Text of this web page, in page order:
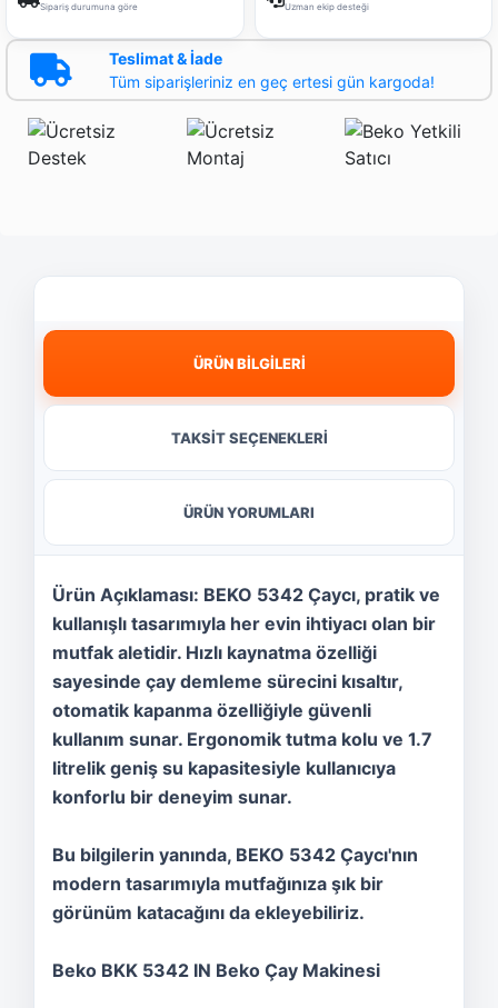
Sipariş durumuna göre Uzman ekip desteği
Teslimat & İade
Tüm siparişleriniz en geç ertesi gün kargoda!
ÜRÜN BİLGİLERİ
TAKSİT SEÇENEKLERİ
ÜRÜN YORUMLARI
Ürün Açıklaması: BEKO 5342 Çaycı, pratik ve
kullanışlı tasarımıyla her evin ihtiyacı olan bir
mutfak aletidir. Hızlı kaynatma özelliği
sayesinde çay demleme sürecini kısaltır,
otomatik kapanma özelliğiyle güvenli
kullanım sunar. Ergonomik tutma kolu ve 1.7
litrelik geniş su kapasitesiyle kullanıcıya
konforlu bir deneyim sunar.
Bu bilgilerin yanında, BEKO 5342 Çaycı'nın
modern tasarımıyla mutfağınıza şık bir
görünüm katacağını da ekleyebiliriz.
Beko BKK 5342 IN Beko Çay Makinesi